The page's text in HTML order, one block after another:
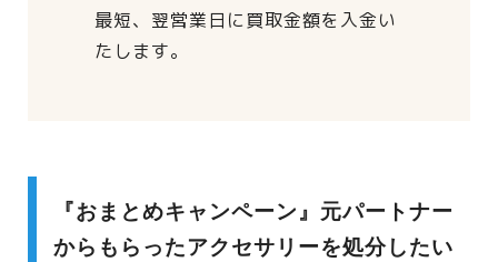
最短、翌営業日に買取金額を入金い
たします。
『おまとめキャンペーン』元パートナー
からもらったアクセサリーを処分したい